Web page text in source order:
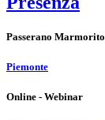
Passerano Marmorito
Piemonte
Online - Webinar